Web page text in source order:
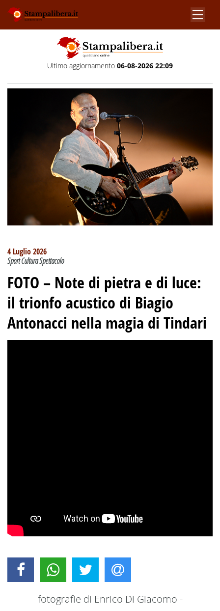
Ultimo aggiornamento 06-08-2026 22:09
4 Luglio 2026
Sport Cultura Spettacolo
FOTO – Note di pietra e di luce:
il trionfo acustico di Biagio
Antonacci nella magia di Tindari
fotografie di Enrico Di Giacomo -